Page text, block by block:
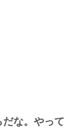
だな。やって